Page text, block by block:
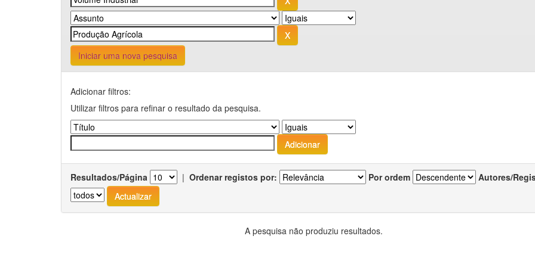
Iniciar uma nova pesquisa
Adicionar filtros:
Utilizar filtros para refinar o resultado da pesquisa.
Resultados/Página | Ordenar registos por: Por ordem Autores/
A pesquisa não produziu resultados.